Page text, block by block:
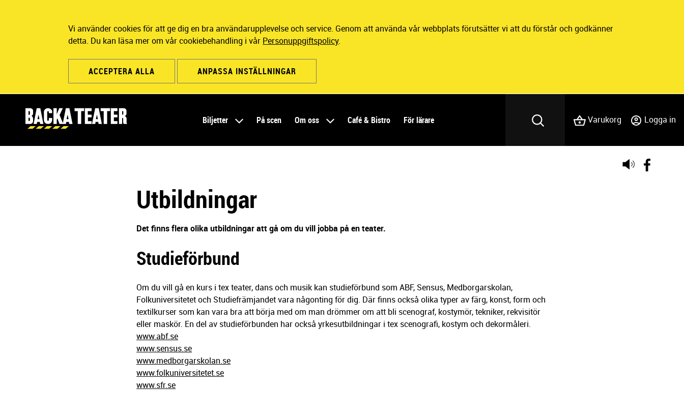
Vi använder cookies för att ge dig en bra användarupplevelse och service. Genom att använda vår webbplats förutsätter vi att du förstår och godkänner
detta. Du kan läsa mer om vår cookiebehandling i vår Personuppgiftspolicy.
ACCEPTERA ALLA ANPASSA INSTÄLLNINGAR
Varukorg Logga in
H
v
a
v
g
r
i
g
Biljetter På scen Om oss Café & Bistro För lärare
Lyssna
Utbildningar
Det finns flera olika utbildningar att gå om du vill jobba på en teater.
Studieförbund
Om du vill gå en kurs i tex teater, dans och musik kan studieförbund som ABF, Sensus, Medborgarskolan,
Folkuniversitetet och Studiefrämjandet vara någonting för dig. Där finns också olika typer av färg, konst, form och
textilkurser som kan vara bra att börja med om man drömmer om att bli scenograf, kostymör, tekniker, rekvisitör
eller maskör. En del av studieförbunden har också yrkesutbildningar i tex scenografi, kostym och dekormåleri.
www.abf.se
www.sensus.se
www.medborgarskolan.se
www.folkuniversitetet.se
www.sfr.se